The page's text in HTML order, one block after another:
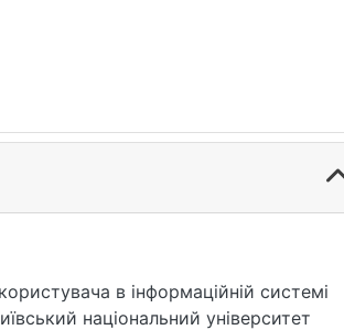
в інформаційній системі
національний університет